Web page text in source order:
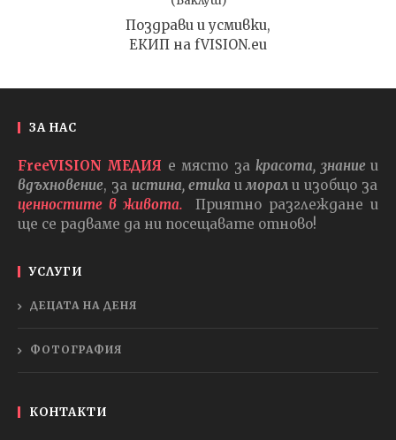
Поздрави и усмивки,
ЕКИП на fVISION.eu
ЗА НАС
FreeVISION МЕДИЯ е място закрасота, знаниеи
вдъхновение, за истина, етика и морали изобщо за
ценностите в живота.
Приятно разглеждане и
ще се радваме да ни посещавате отново!
УСЛУГИ
ДЕЦАТА НА ДЕНЯ
ФОТОГРАФИЯ
КОНТАКТИ